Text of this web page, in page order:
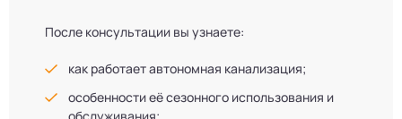
После консультации вы узнаете:
как работает автономная канализация;
особенности её сезонного использования и